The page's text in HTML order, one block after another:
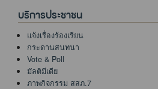
บริการประชาชน
แจ้งเรื่องร้องเรียน
กระดานสนทนา
Vote & Poll
มัลติมีเดีย
ภาพกิจกรรม สสภ.7